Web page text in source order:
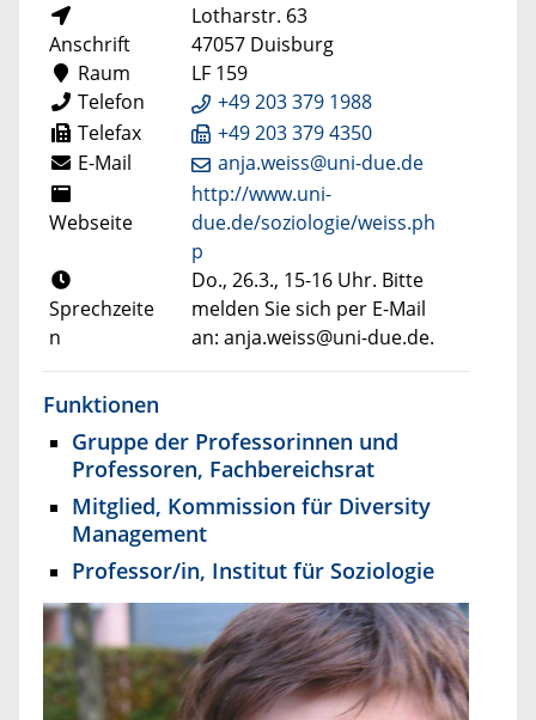
Anschrift
Lotharstr. 63
47057 Duisburg
Raum
LF 159
Telefon
+49 203 379 1988
Telefax
+49 203 379 4350
E-Mail
anja.weiss@uni-due.de
Webseite
http://www.uni-
due.de/soziologie/weiss.ph
p
Sprechzeite
n
Do., 26.3., 15-16 Uhr. Bitte
melden Sie sich per E-Mail
an: anja.weiss@uni-due.de.
Funktionen
Gruppe der Professorinnen und
Professoren, Fachbereichsrat
Mitglied, Kommission für Diversity
Management
Professor/in, Institut für Soziologie